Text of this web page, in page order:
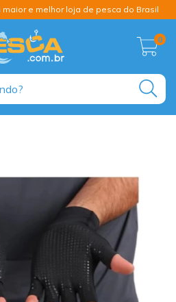
maior e melhor loja de pesca do Brasil
0